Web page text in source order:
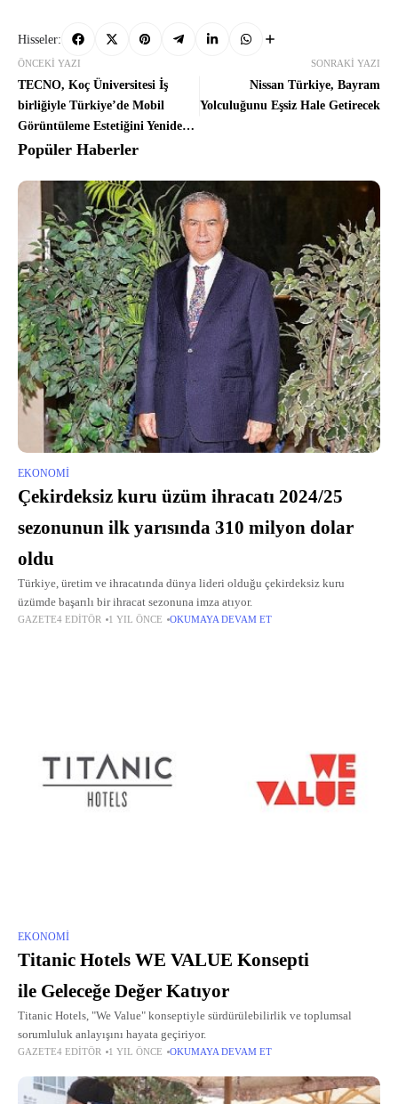
Hisseler:
ÖNCEKI YAZI
TECNO, Koç Üniversitesi İş
birliğiyle Türkiye’de Mobil
Görüntüleme Estetiğini Yeniden
Tanımlıyor
SONRAKI YAZI
Nissan Türkiye, Bayram
Yolculuğunu Eşsiz Hale Getirecek
Popüler Haberler
EKONOMI
Çekirdeksiz kuru üzüm ihracatı 2024/25
sezonunun ilk yarısında 310 milyon dolar
oldu
Türkiye, üretim ve ihracatında dünya lideri olduğu çekirdeksiz kuru
üzümde başarılı bir ihracat sezonuna imza atıyor.
GAZETE4 EDITÖR 1 YIL ÖNCE OKUMAYA DEVAM ET
EKONOMI
Titanic Hotels WE VALUE Konsepti
ile Geleceğe Değer Katıyor
Titanic Hotels, "We Value" konseptiyle sürdürülebilirlik ve toplumsal
sorumluluk anlayışını hayata geçiriyor.
GAZETE4 EDITÖR 1 YIL ÖNCE OKUMAYA DEVAM ET